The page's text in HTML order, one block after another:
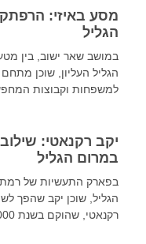
מסע באיזי:
הגליל
במושב שאר ישוב, בין
הגליל העליון, שוכן
למשפחות וקבוצות
יקב רקנאטי:
במרום הגליל
בפארק התעשיות של רמת
הגליל, שוכן יקב שהפך
רקנאטי, שהוקם בשנת 2000, מייצג